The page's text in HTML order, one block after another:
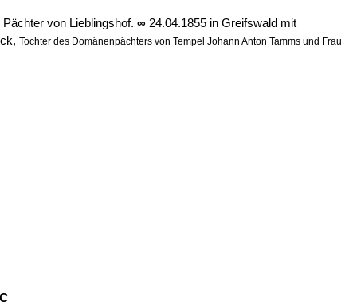
von Lieblingshof. ∞ 24.04.1855 in Greifswald mit
Tochter des Domänenpächters von Tempel Johann Anton Tamms und Frau